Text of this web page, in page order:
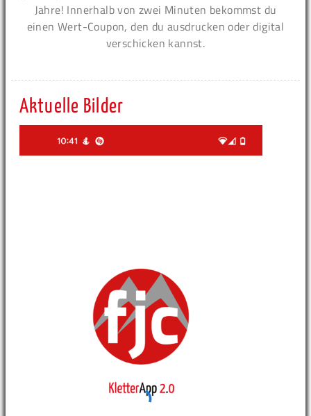
Jahre! Innerhalb von zwei Minuten bekommst du
einen Wert-Coupon, den du ausdrucken oder digital
verschicken kannst.
Aktuelle Bilder